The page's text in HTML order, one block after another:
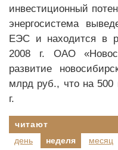
инвестиционный
энергосистема
ЕЭС и находится в
2008 г. ОАО
развитие
млрд руб., что на
г.
читают
день
неделя месяц